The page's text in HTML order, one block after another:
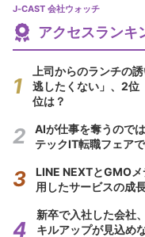
J-CAST 会社ウォッチ
アクセスランキ
上司からのランチの
逃したくない」、2位
位は？
AIが仕事を奪うので
テックIT転職フェア
LINE NEXTとGMO
用したサービスの成
新卒で入社した会社
キルアップが見込め